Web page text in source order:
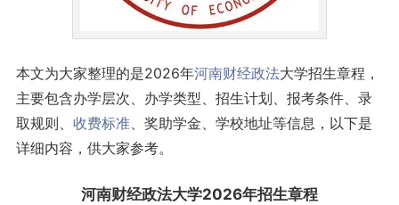
本文为大家整理的是2026年河南财经政法大学招生章程，
主要包含办学层次、办学类型、招生计划、报考条件、录
取规则、 收费标准、奖助学金、学校地址等信息，以下是
详细内容，供大家参考。
河南财经政法大学2026年招生章程